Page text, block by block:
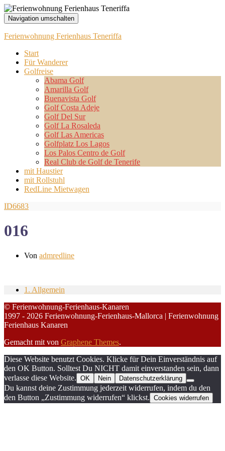
Navigation umschalten
Ferienwohnung Ferienhaus Teneriffa
Start
Für Wanderer
Golfreise
Abama Golf
Amarilla Golf
Buenavista Golf
Golf Costa Adeje
Golf Del Sur
Golf La Rosaleda
Golf Las Americas
Golfplatz Los Lagos
Los Palos Centro de Golf
Real Club de Golf de Tenerife
mit Haustier
mit Rollstuhl
RedLine Mietwagen
ID6683
016
Von admredline
1. Allgemein
© Ferienwohnung-Ferienhaus-Kanaren
1997 - 2026 Ferienwohnung-Ferienhaus-Mallorca | Ferienwohnung
Ferienhaus Kanaren
Gemacht mit von Graphene Themes.
Diese Website benutzt Cookies. Klicke für Dein Einverständnis auf
den OK Button. Solltest Du NICHT damit einverstanden sein, dann
verlasse diese Website. OK Nein Datenschutzerklärung
Du kannst deine Zustimmung jederzeit widerrufen, indem du den
den Button „Zustimmung widerrufen“ klickst. Cookies widerrufen